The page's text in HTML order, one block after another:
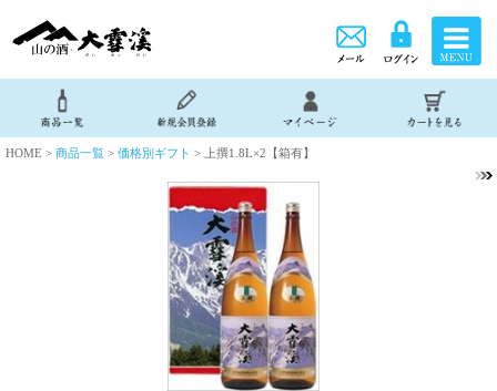
HOME > 商品一覧 > 価格別ギフト > 上撰1.8L×2【箱有】